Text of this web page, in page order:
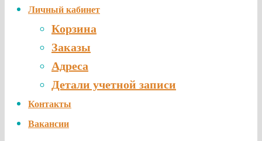
Личный кабинет
Корзина
Заказы
Адреса
Детали учетной записи
Контакты
Вакансии